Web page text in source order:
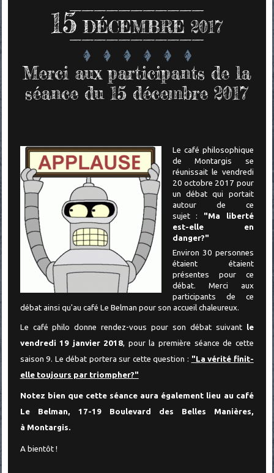
15 DÉCEMBRE 2017
Merci aux participants de la
séance du 15 décembre 2017
Le café philosophique
de Montargis se
réunissait le vendredi
20 octobre 2017 pour
un débat qui portait
autour de ce
sujet : "Ma liberté
est-elle en
danger?"
Environ 30 personnes
étaient étaient
présentes pour ce
débat. Merci aux
participants de ce
débat ainsi qu'au café Le Belman pour son accueil chaleureux.
Le café philo donne rendez-vous pour son débat suivant le
vendredi 19 janvier 2018, pour la première séance de cette
saison 9. Le débat portera sur cette question : "La vérité finit-
elle toujours par triompher?"
Notez bien que cette séance aura également lieu au café
Le Belman, 17-19 Boulevard des Belles Manières,
à Montargis.
A bientôt !